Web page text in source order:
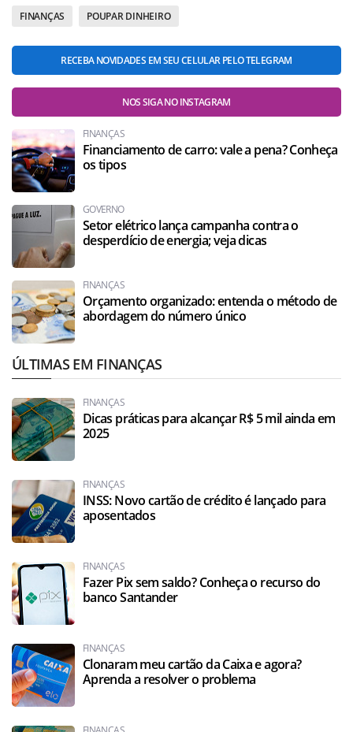
FINANÇAS POUPAR DINHEIRO
RECEBA NOVIDADES EM SEU CELULAR PELO TELEGRAM
NOS SIGA NO INSTAGRAM
FINANÇAS
Financiamento de carro: vale a pena? Conheça
os tipos
GOVERNO
Setor elétrico lança campanha contra o
desperdício de energia; veja dicas
FINANÇAS
Orçamento organizado: entenda o método de
abordagem do número único
ÚLTIMAS EM FINANÇAS
FINANÇAS
Dicas práticas para alcançar R$ 5 mil ainda em
2025
FINANÇAS
INSS: Novo cartão de crédito é lançado para
aposentados
FINANÇAS
Fazer Pix sem saldo? Conheça o recurso do
banco Santander
FINANÇAS
Clonaram meu cartão da Caixa e agora?
Aprenda a resolver o problema